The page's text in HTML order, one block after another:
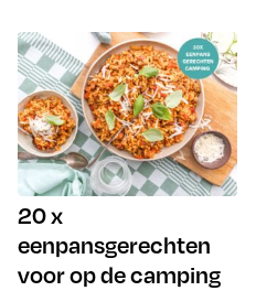
20 x
eenpansgerechten
voor op de camping